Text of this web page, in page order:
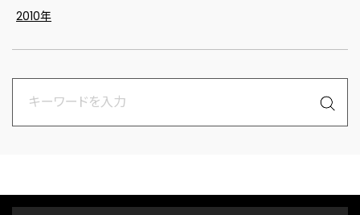
2010年